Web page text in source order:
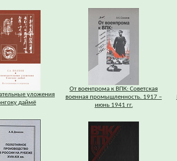
уложения
даймё
От военпрома к ВПК: Советская
военная промышленность. 1917 –
июнь 1941 гг.